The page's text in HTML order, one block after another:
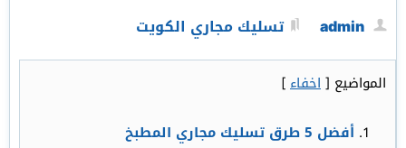
admin تسليك مجاري الكويت
المواضيع [اخفاء]
أفضل 5 طرق تسليك مجاري المطبخ